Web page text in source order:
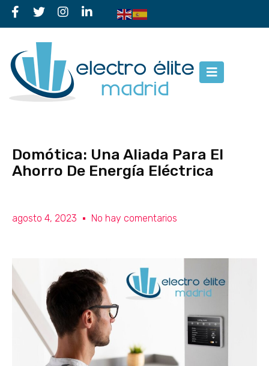
Domótica: Una Aliada Para El
Ahorro De Energía Eléctrica
agosto 4, 2023 No hay comentarios